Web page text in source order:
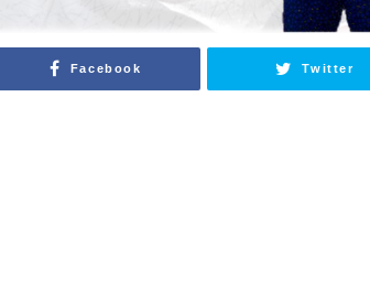
Facebook Twitter